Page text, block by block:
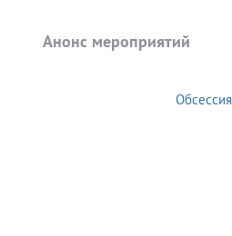
Анонс мероприятий
Обсессия